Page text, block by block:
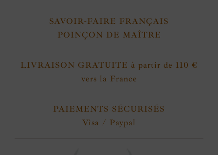
SAVOIR-FAIRE FRANÇAIS
POINÇON DE MAÎTRE
LIVRAISON GRATUITE à partir de 110 €
vers la France
PAIEMENTS SÉCURISÉS
Visa / Paypal